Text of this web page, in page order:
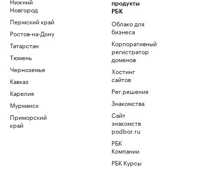
Новгород
Пермский край
Ростов-на-Дону
Татарстан
Тюмень
Черноземье
Кавказ
Карелия
Мурманск
Приморский
край
продукты
РБК
Облако для
бизнеса
Корпоративный
регистратор
доменов
Хостинг
сайтов
Рег.решения
Знакомства
Сайт
знакомств
podbor.ru
РБК
Компании
РБК Курсы